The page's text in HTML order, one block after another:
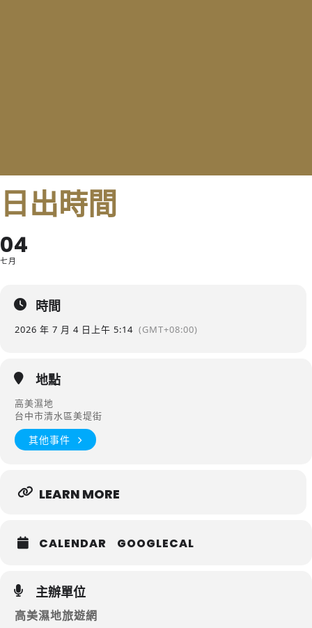
日出時間
04
七月
時間
2026 年 7 月 4 日 上午 5:14 (GMT+08:00)
地點
高美濕地
台中市清水區美堤街
其他事件
LEARN MORE
CALENDAR GOOGLECAL
主辦單位
高美濕地旅遊網